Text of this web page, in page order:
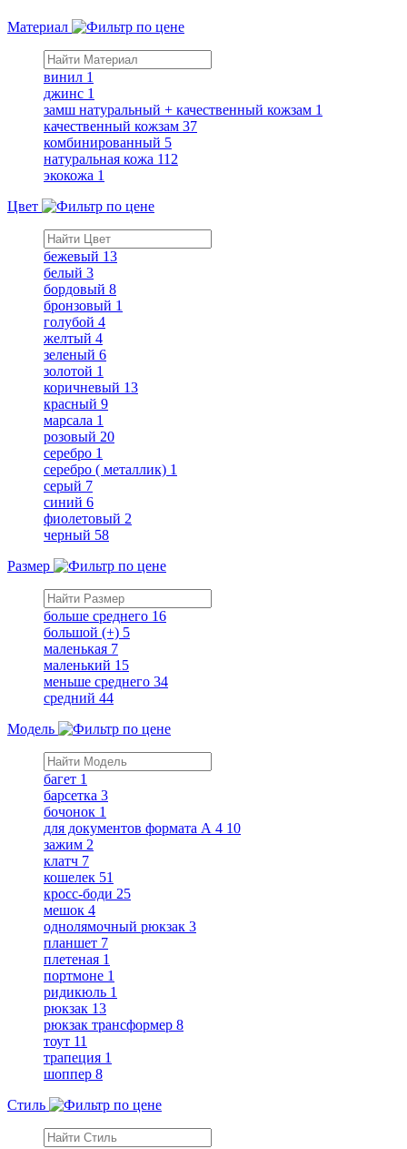
Материал
винил 1
джинс 1
замш натуральный + качественный кожзам 1
качественный кожзам 37
комбинированный 5
натуральная кожа 112
экокожа 1
Цвет
бежевый 13
белый 3
бордовый 8
бронзовый 1
голубой 4
желтый 4
зеленый 6
золотой 1
коричневый 13
красный 9
марсала 1
розовый 20
серебро 1
серебро ( металлик) 1
серый 7
синий 6
фиолетовый 2
черный 58
Размер
больше среднего 16
большой (+) 5
маленькая 7
маленький 15
меньше среднего 34
средний 44
Модель
багет 1
барсетка 3
бочонок 1
для документов формата А 4 10
зажим 2
клатч 7
кошелек 51
кросс-боди 25
мешок 4
однолямочный рюкзак 3
планшет 7
плетеная 1
портмоне 1
ридикюль 1
рюкзак 13
рюкзак трансформер 8
тоут 11
трапеция 1
шоппер 8
Стиль